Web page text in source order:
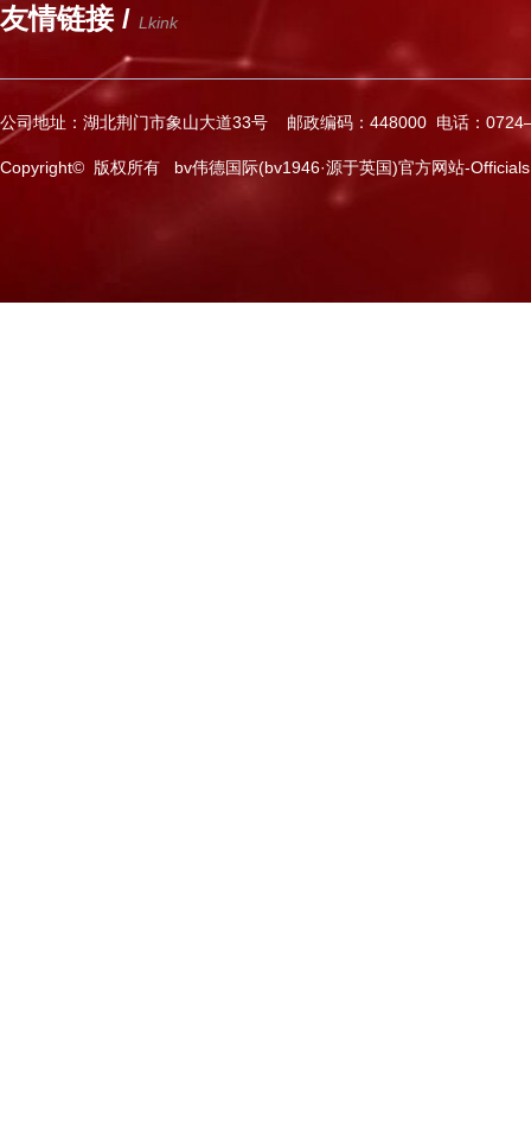
友情链接 / Lkink
公司地址：湖北荆门市象山大道33号 邮政编码：448000 电话：
Copyright© 版权所有 bv伟德国际(bv1946·源于英国)官方网站-